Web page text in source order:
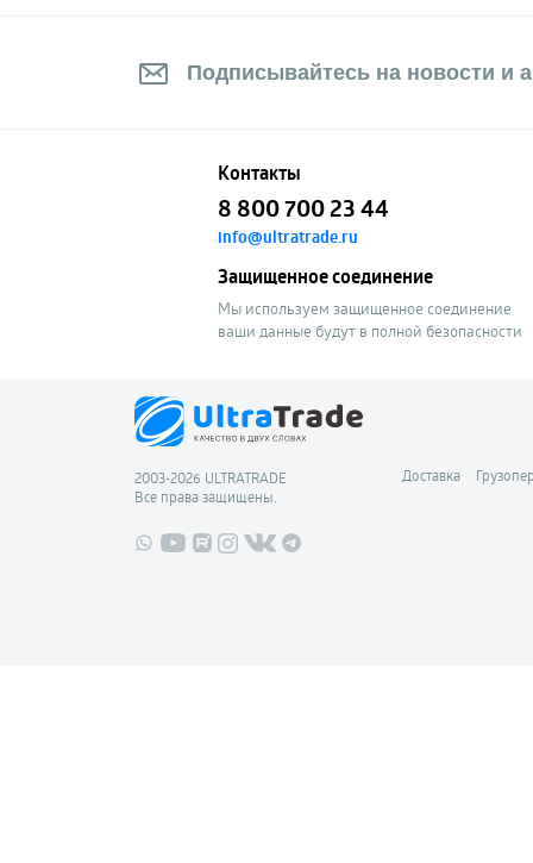
Подписывайтесь на новости и
Контакты
8 800 700 23 44
info@ultratrade.ru
Защищенное соединение
Мы используем защищенное соединение
ваши данные будут в полной безопасности
Доставка
2003-2026 ULTRATRADE
Все права защищены.